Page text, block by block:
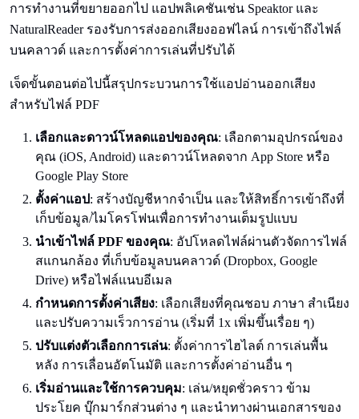
การทำงานที่ขยายออกไป แอปพลิเคชันเช่น Speaktor และ
NaturalReader รองรับการส่งออกเสียงออฟไลน์ การเข้าถึงไฟล์
บนคลาวด์ และการตั้งค่าการเล่นที่ปรับได้
เจ็ดขั้นตอนต่อไปนี้สรุปกระบวนการใช้แอปอ่านออกเสียง
สำหรับไฟล์ PDF
เลือกและดาวน์โหลดแอปของคุณ: เลือกตามอุปกรณ์ของ
คุณ (iOS, Android) และดาวน์โหลดจาก App Store หรือ
Google Play Store
ตั้งค่าแอป: สร้างบัญชีหากจำเป็น และให้สิทธิ์การเข้าถึงที่
เก็บข้อมูล/ไมโครโฟนเพื่อการทำงานเต็มรูปแบบ
นำเข้าไฟล์ PDF ของคุณ: อัปโหลดไฟล์ผ่านตัวจัดการไฟล์
สแกนกล้อง ที่เก็บข้อมูลบนคลาวด์ (Dropbox, Google
Drive) หรือไฟล์แนบอีเมล
กำหนดการตั้งค่าเสียง: เลือกเสียงที่คุณชอบ ภาษา สำเนียง
และปรับความเร็วการอ่าน (เริ่มที่ 1x เพิ่มขึ้นเรื่อย ๆ)
ปรับแต่งตัวเลือกการเล่น: ตั้งค่าการไฮไลต์ การเล่นพื้น
หลัง การเลื่อนอัตโนมัติ และการตั้งค่าอ่านอื่น ๆ
เริ่มอ่านและใช้การควบคุม: เล่น/หยุดชั่วคราว ข้าม
ประโยค บุ๊กมาร์กส่วนต่าง ๆ และนำทางผ่านเอกสารของ